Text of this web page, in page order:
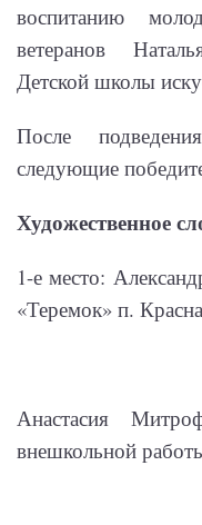
воспитанию
ветеранов
Детской школы
После
следующие
Художественное
1-е место:
«Теремок» п.
Анастасия
внешкольной